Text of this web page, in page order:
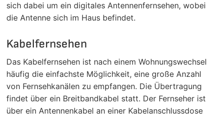
sich dabei um ein digitales Antennenfernsehen, wobei
die Antenne sich im Haus befindet.
Kabelfernsehen
Das Kabelfernsehen ist nach einem Wohnungswechsel
häufig die einfachste Möglichkeit, eine große Anzahl
von Fernsehkanälen zu empfangen. Die Übertragung
findet über ein Breitbandkabel statt. Der Fernseher ist
über ein Antennenkabel an einer Kabelanschlussdose